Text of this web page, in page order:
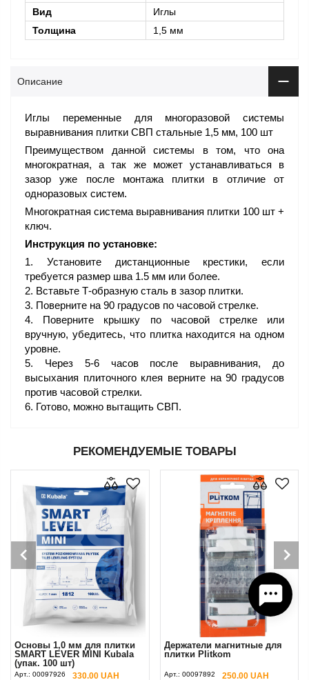
Вид
Иглы
Толщина
1,5 мм
Описание
Иглы переменные для многоразовой системы
выравнивания плитки СВП стальные 1,5 мм, 100 шт
Преимуществом данной системы в том, что она
многократная, а так же может устанавливаться в
зазор уже после монтажа плитки в отличие от
одноразовых систем.
Многократная система выравнивания плитки 100 шт +
ключ.
Инструкция по установке:
Установите дистанционные крестики, если
требуется размер шва 1.5 мм или более.
Вставьте Т-образную сталь в зазор плитки.
Поверните на 90 градусов по часовой стрелке.
Поверните крышку по часовой стрелке или
вручную, убедитесь, что плитка находится на одном
уровне.
Через 5-6 часов после выравнивания, до
высыхания плиточного клея верните на 90 градусов
против часовой стрелки.
Готово, можно вытащить СВП.
РЕКОМЕНДУЕМЫЕ ТОВАРЫ
Основы 1,0 мм для плитки
SMART LEVER MINI Kubala
(упак. 100 шт)
Арт.: 00097926 330.00 UAH
Держатели магнитные для
плитки Plitkom
Арт.: 00097892 250.00 UAH